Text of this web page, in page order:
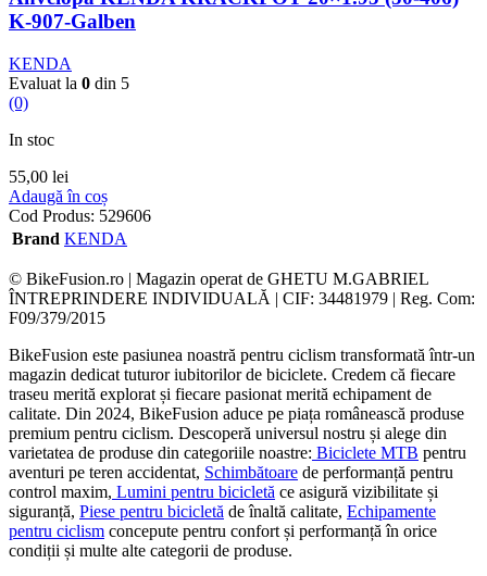
K-907-Galben
KENDA
Evaluat la 0 din 5
(0)
In stoc
55,00 lei
Adaugă în coș
Cod Produs: 529606
Brand KENDA
© BikeFusion.ro | Magazin operat de GHETU M.GABRIEL
ÎNTREPRINDERE INDIVIDUALĂ | CIF: 34481979 | Reg. Com:
F09/379/2015
BikeFusion este pasiunea noastră pentru ciclism transformată într-un
magazin dedicat tuturor iubitorilor de biciclete. Credem că fiecare
traseu merită explorat și fiecare pasionat merită echipament de
calitate. Din 2024, BikeFusion aduce pe piața românească produse
premium pentru ciclism. Descoperă universul nostru și alege din
varietatea de produse din categoriile noastre: Biciclete MTB pentru
aventuri pe teren accidentat, Schimbătoare de performanță pentru
control maxim, Lumini pentru bicicletă ce asigură vizibilitate și
siguranță, Piese pentru bicicletă de înaltă calitate, Echipamente
pentru ciclism concepute pentru confort și performanță în orice
condiții și multe alte categorii de produse.